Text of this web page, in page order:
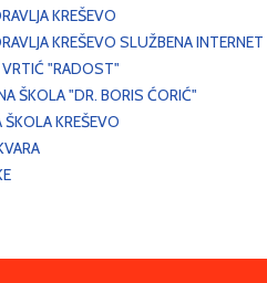
KREŠEVO
KREŠEVO SLUŽBENA
VRTIĆ "RADOST"
ŠKOLA "DR. BORIS ĆORIĆ"
ŠKOLA KREŠEVO